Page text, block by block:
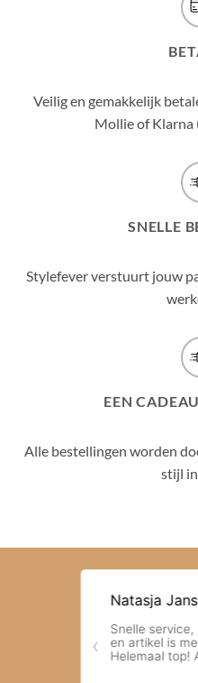
Veilig en gemakkelijk
Mollie of Klarna
SNELLE
Stylefever verstuurt jouw
EEN
Alle bestellingen worden
stijl